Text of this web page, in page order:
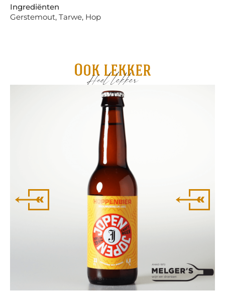
Ingrediënten
Gerstemout, Tarwe, Hop
Ook lekker
Heel lekker